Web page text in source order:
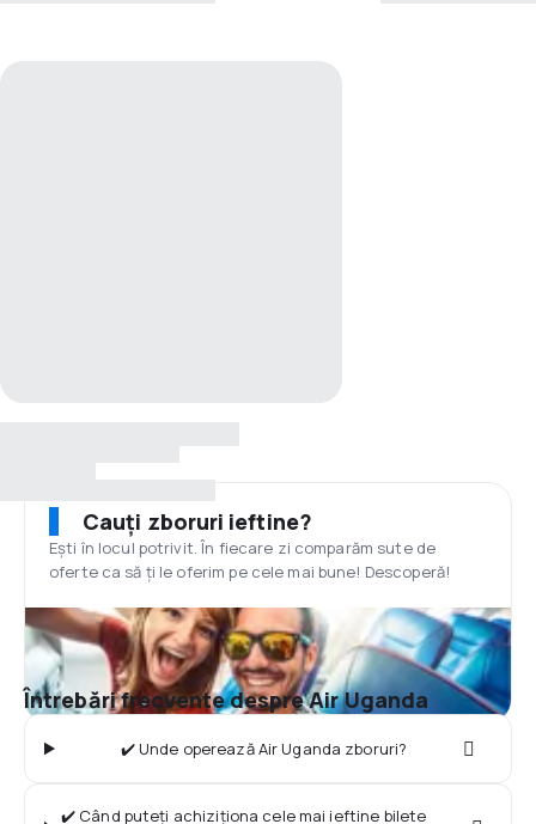
Cauți zboruri ieftine?
Ești în locul potrivit. În fiecare zi comparăm sute de
oferte ca să ți le oferim pe cele mai bune! Descoperă!
Întrebări frecvente despre Air Uganda
✔️ Unde operează Air Uganda zboruri?
✔️ Când puteți achiziționa cele mai ieftine bilete